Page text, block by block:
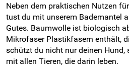
Neben dem praktischen Nutzen
tust du mit unserem Bademantel
Gutes. Baumwolle ist biologisch
Mikrofaser Plastikfasern enthält,
schützt du nicht nur deinen Hund,
mit allen Tieren, die darin leben.